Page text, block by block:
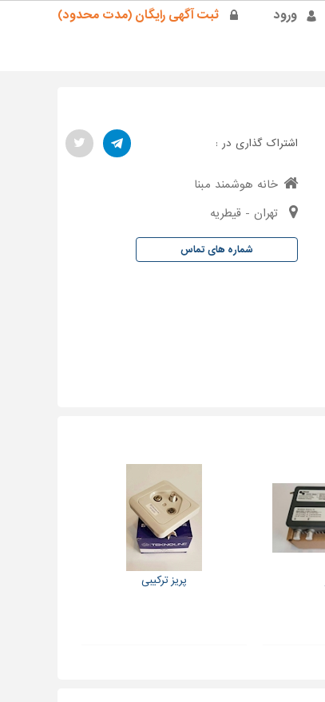
ورود ثبت آگهی رایگان (مدت محدود)
اشتراک گذاری در :
خانه هوشمند مبنا
تهران - قیطریه
شماره های تماس
پریز ترکیبی